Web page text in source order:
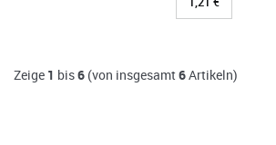
Zeige 1 bis6 (von insgesamt6Artikeln)